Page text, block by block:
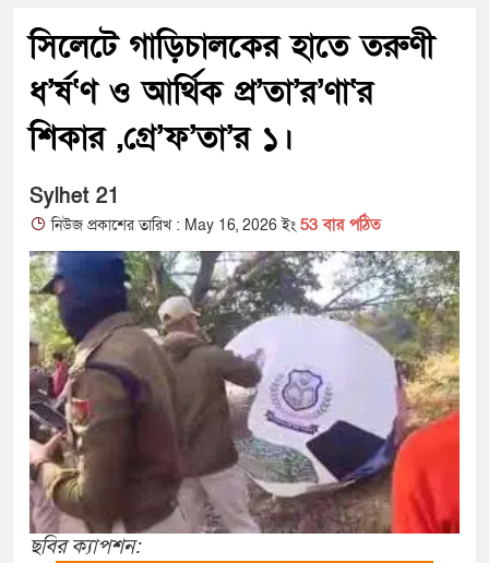
সিলেটে গাড়িচালকের হাতে তরুণী
ধ’র্ষ‘ণ ও আর্থিক প্র’তা’র’ণা‘র
শিকার ,গ্রে’ফ’তা’র ১।
Sylhet 21
নিউজ প্রকাশের তারিখ : May 16, 2026 ইং 53 বার পঠিত
ছবির ক্যাপশন: